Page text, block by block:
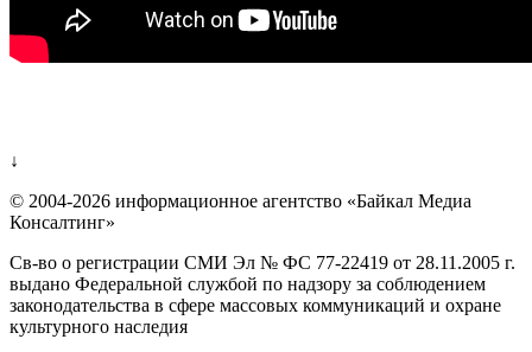
↓
© 2004-2026 информационное агентство «Байкал Медиа
Консалтинг»
Св-во о регистрации СМИ Эл № ФС 77-22419 от 28.11.2005 г.
выдано Федеральной службой по надзору за соблюдением
законодательства в сфере массовых коммуникаций и охране
культурного наследия